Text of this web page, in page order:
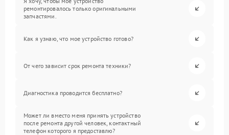
ремонтировалось только оригинальными
запчастями.
Как я узнаю, что мое устройство готово?
От чего зависит срок ремонта техники?
Диагностика проводится бесплатно?
Может ли вместо меня принять устройство
после ремонта другой человек, контактный
телефон которого я предоставлю?